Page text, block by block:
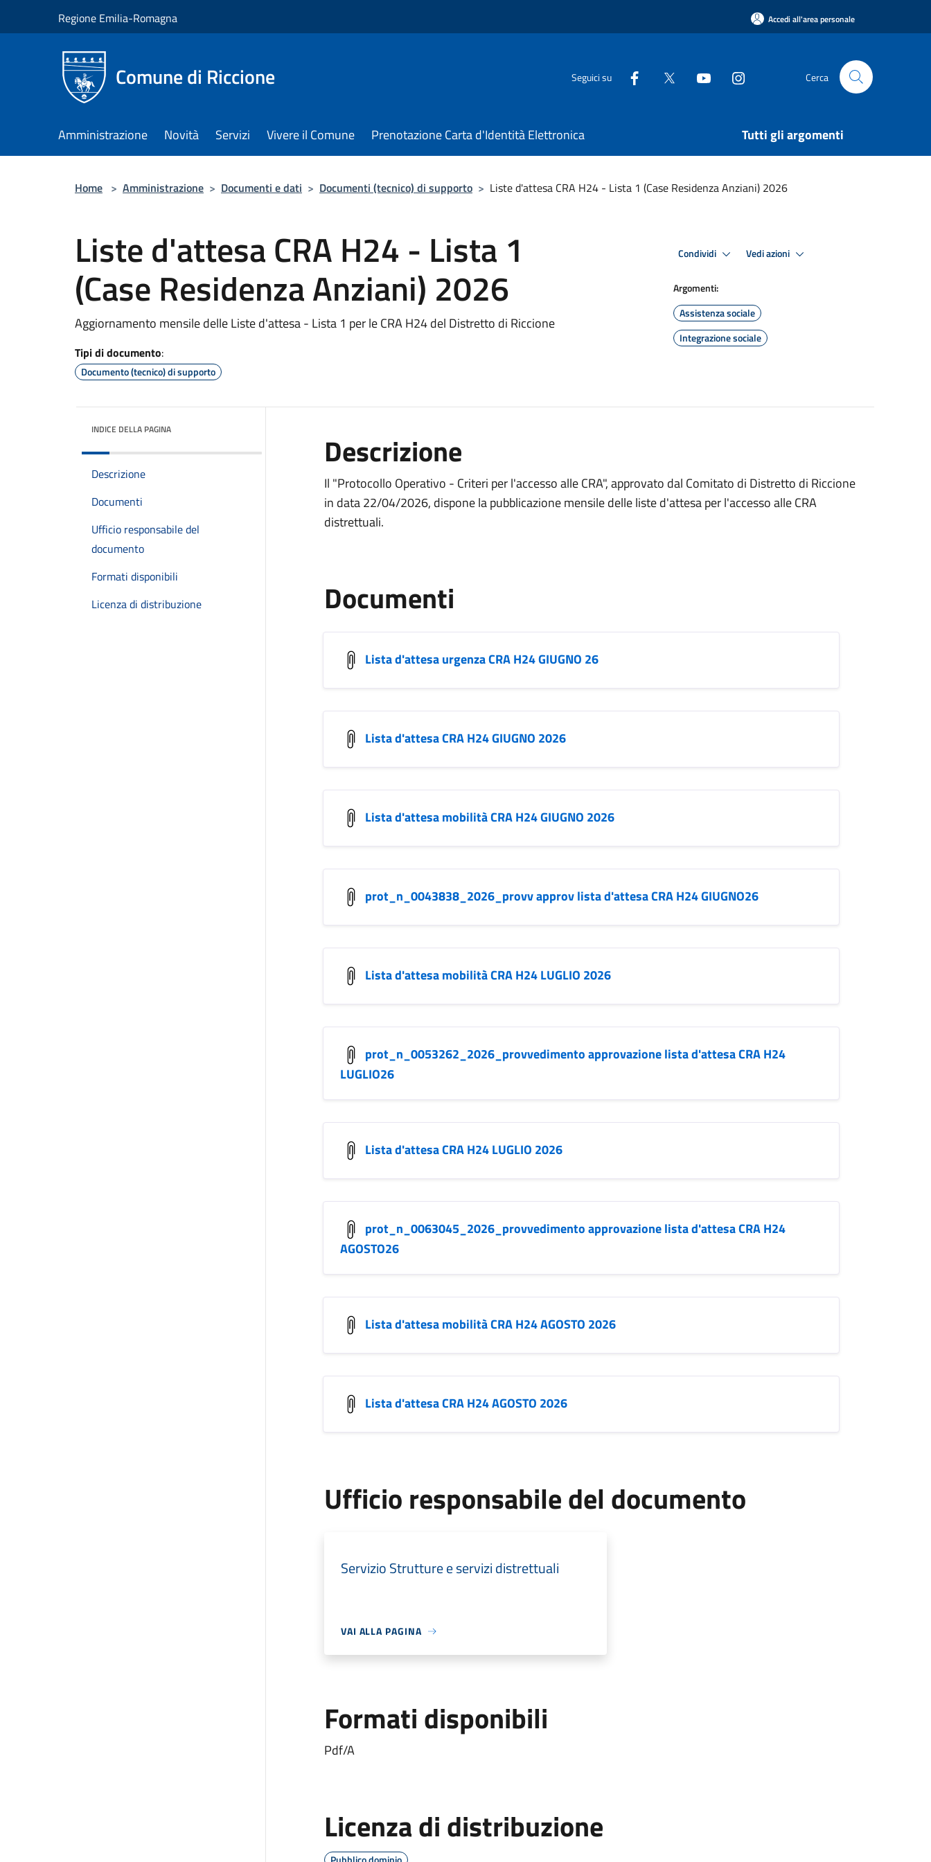
Regione Emilia-Romagna Accedi all'area personale
Comune di Riccione Seguici su Cerca
Amministrazione Novità Servizi Vivere il Comune Prenotazione Carta d'Identità Elettronica Tutti gli argomenti
Home > Amministrazione > Documenti e dati > Documenti (tecnico) di supporto > Liste d'attesa CRA H24 - Lista 1 (Case Residenza Anziani) 2026
Liste d'attesa CRA H24 - Lista 1
(Case Residenza Anziani) 2026
Aggiornamento mensile delle Liste d'attesa - Lista 1 per le CRA H24 del Distretto di Riccione
Tipi di documento:
Documento (tecnico) di supporto
Condividi Vedi azioni
Argomenti:
Assistenza sociale
Integrazione sociale
INDICE DELLA PAGINA
Descrizione
Documenti
Ufficio responsabile del
documento
Formati disponibili
Licenza di distribuzione
Descrizione
Il "Protocollo Operativo - Criteri per l'accesso alle CRA", approvato dal Comitato di Distretto di Riccione
in data 22/04/2026, dispone la pubblicazione mensile delle liste d'attesa per l'accesso alle CRA
distrettuali.
Documenti
Lista d'attesa urgenza CRA H24 GIUGNO 26
Lista d'attesa CRA H24 GIUGNO 2026
Lista d'attesa mobilità CRA H24 GIUGNO 2026
prot_n_0043838_2026_provv approv lista d'attesa CRA H24 GIUGNO26
Lista d'attesa mobilità CRA H24 LUGLIO 2026
prot_n_0053262_2026_provvedimento approvazione lista d'attesa CRA H24
LUGLIO26
Lista d'attesa CRA H24 LUGLIO 2026
prot_n_0063045_2026_provvedimento approvazione lista d'attesa CRA H24
AGOSTO26
Lista d'attesa mobilità CRA H24 AGOSTO 2026
Lista d'attesa CRA H24 AGOSTO 2026
Ufficio responsabile del documento
Servizio Strutture e servizi distrettuali
VAI ALLA PAGINA
Formati disponibili
Pdf/A
Licenza di distribuzione